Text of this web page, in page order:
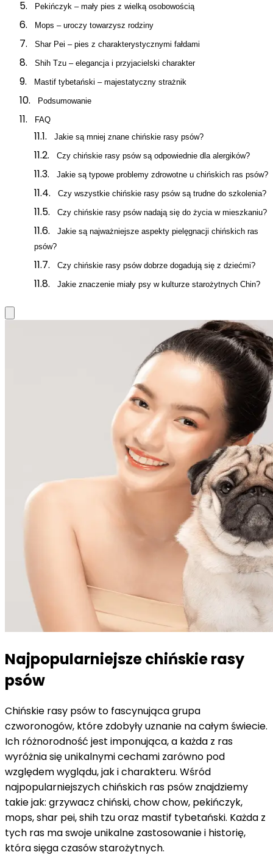
Pekińczyk – mały pies z wielką osobowością
Mops – uroczy towarzysz rodziny
Shar Pei – pies z charakterystycznymi fałdami
Shih Tzu – elegancja i przyjacielski charakter
Mastif tybetański – majestatyczny strażnik
Podsumowanie
FAQ
Jakie są mniej znane chińskie rasy psów?
Czy chińskie rasy psów są odpowiednie dla alergików?
Jakie są typowe problemy zdrowotne u chińskich ras psów?
Czy wszystkie chińskie rasy psów są trudne do szkolenia?
Czy chińskie rasy psów nadają się do życia w mieszkaniu?
Jakie są najważniejsze aspekty pielęgnacji chińskich ras
psów?
Czy chińskie rasy psów dobrze dogadują się z dziećmi?
Jakie znaczenie miały psy w kulturze starożytnych Chin?
Najpopularniejsze chińskie rasy
psów
Chińskie rasy psów to fascynująca grupa
czworonogów, które zdobyły uznanie na całym świecie.
Ich różnorodność jest imponująca, a każda z ras
wyróżnia się unikalnymi cechami zarówno pod
względem wyglądu, jak i charakteru. Wśród
najpopularniejszych chińskich ras psów znajdziemy
takie jak: grzywacz chiński, chow chow, pekińczyk,
mops, shar pei, shih tzu oraz mastif tybetański. Każda z
tych ras ma swoje unikalne zastosowanie i historię,
która sięga czasów starożytnych.